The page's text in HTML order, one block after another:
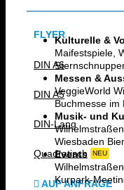
FLYER
DIN A6
DIN A5
DIN-Lang
Quadratisch NEU
AUF ANFRAGE
Kulturelle &
Maifestspiele,
Messen &
VeggieWorld
Buchmesse im
Musik- und
Wiesbaden
Events
Kurpark-